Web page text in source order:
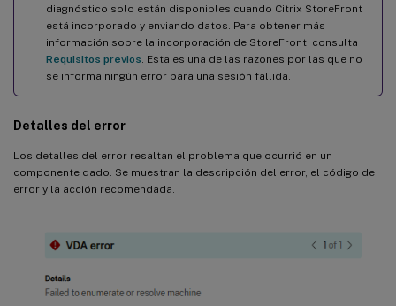
diagnóstico solo están disponibles cuando Citrix StoreFront
está incorporado y enviando datos. Para obtener más
información sobre la incorporación de StoreFront, consulta
Requisitos previos. Esta es una de las razones por las que no
se informa ningún error para una sesión fallida.
Detalles del error
Los detalles del error resaltan el problema que ocurrió en un
componente dado. Se muestran la descripción del error, el código de
error y la acción recomendada.